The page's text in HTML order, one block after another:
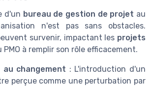
d'un bureau de gestion de projet au
n'est pas sans obstacles.
survenir, impactant les projets
à remplir son rôle efficacement.
au changement : L'introduction d'un
perçue comme une perturbation par